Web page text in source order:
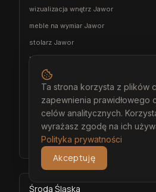
wizualizacja wnętrz Jawor
meble na wymiar Jawor
stolarz Jawor
kuchnia na wymiar Jawor
szafa na wymiar Jawor
garderoba na wymiar Jawor
wiatrołap na wymiar Jawor
meble łazienkowe na wymiar Jawor
meble pokojowe na wymiar Jawor
Środa Śląska
Ta strona korzysta z plików
zapewnienia prawidłowego
celów analitycznych.
wyrażasz zgodę na ich
Polityka prywatności
Akceptuję